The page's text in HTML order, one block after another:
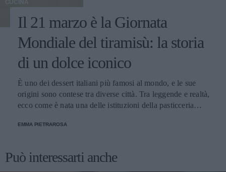
CUCINA
Il 21 marzo è la Giornata
Mondiale del tiramisù: la storia
di un dolce iconico
È uno dei dessert italiani più famosi al mondo, e le sue
origini sono contese tra diverse città. Tra leggende e realtà,
ecco come è nata una delle istituzioni della pasticceria
EMMA PIETRAROSA
Può interessarti anche